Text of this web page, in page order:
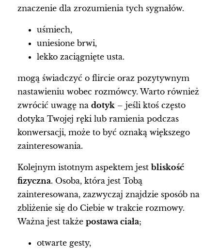
znaczenie dla zrozumienia tych sygnałów.
uśmiech,
uniesione brwi,
lekko zaciągnięte usta.
mogą świadczyć o flircie oraz pozytywnym
nastawieniu wobec rozmówcy. Warto również
zwrócić uwagę na dotyk – jeśli ktoś często
dotyka Twojej ręki lub ramienia podczas
konwersacji, może to być oznaką większego
zainteresowania.
Kolejnym istotnym aspektem jest bliskość
fizyczna. Osoba, która jest Tobą
zainteresowana, zazwyczaj znajdzie sposób na
zbliżenie się do Ciebie w trakcie rozmowy.
Ważna jest także postawa ciała;
otwarte gesty,